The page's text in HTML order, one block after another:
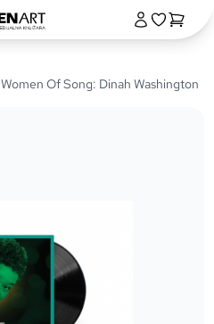
Of Song: Dinah Washington